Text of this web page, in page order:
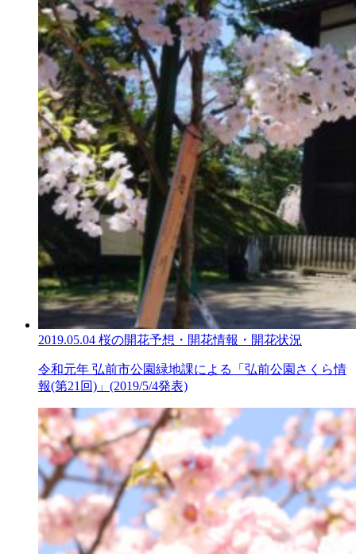
2019.05.04 桜の開花予想・開花情報・開花状況
令和元年 弘前市公園緑地課による「弘前公園さくら情
報(第21回)」(2019/5/4発表)